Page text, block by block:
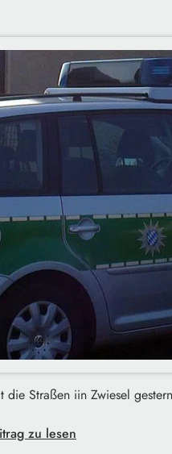
die Straßen iin Zwiesel
zu lesen